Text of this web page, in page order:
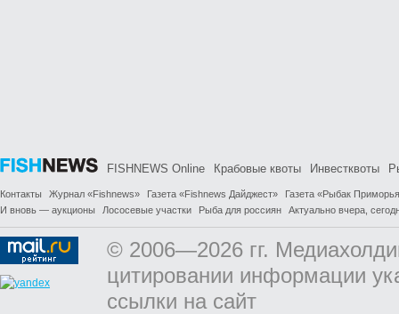
FISHNEWS Online Крабовые квоты Инвестквоты
Контакты Журнал «Fishnews» Газета «Fishnews Дайджест»
Газета «Рыбак
И вновь — аукционы
Лососевые участки Рыба для россиян Актуально вчера,
© 2006—2026 гг.
цитировании информации
ссылки на сайт